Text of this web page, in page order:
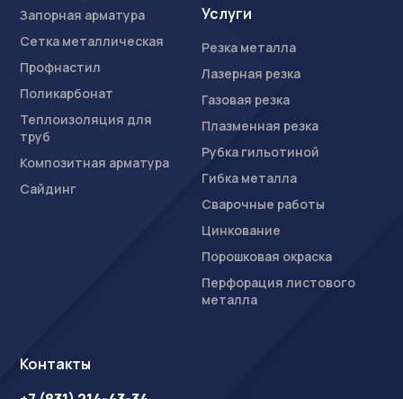
Запорная арматура
Сетка металлическая
Профнастил
Поликарбонат
Теплоизоляция для
труб
Композитная арматура
Сайдинг
Услуги
Резка металла
Лазерная резка
Газовая резка
Плазменная резка
Рубка гильотиной
Гибка металла
Сварочные работы
Цинкование
Порошковая окраска
Перфорация листового
металла
Контакты